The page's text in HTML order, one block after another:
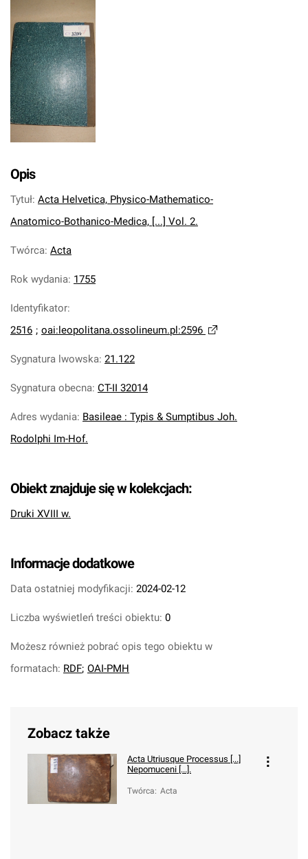
Opis
Tytuł: Acta Helvetica, Physico-Mathematico-
Anatomico-Bothanico-Medica, [...] Vol. 2.
Twórca: Acta
Rok wydania: 1755
Identyfikator:
2516 ; oai:leopolitana.ossolineum.pl:2596
Sygnatura lwowska: 21.122
Sygnatura obecna: CT-II 32014
Adres wydania: Basileae : Typis & Sumptibus Joh.
Rodolphi Im-Hof.
Obiekt znajduje się w kolekcjach:
Druki XVIII w.
Informacje dodatkowe
Data ostatniej modyfikacji: 2024-02-12
Liczba wyświetleń treści obiektu: 0
Możesz również pobrać opis tego obiektu w
formatach: RDF; OAI-PMH
Zobacz także
Acta Utriusque Processus [...]
Nepomuceni [...].
Twórca: Acta